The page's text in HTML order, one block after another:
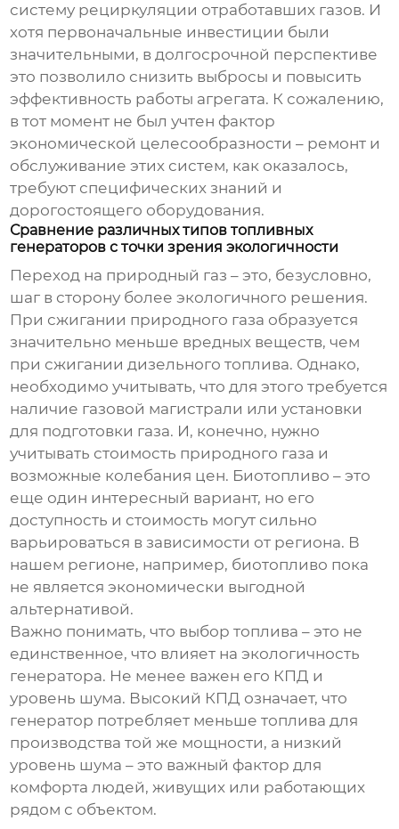
систему рециркуляции отработавших газов. И
хотя первоначальные инвестиции были
значительными, в долгосрочной перспективе
это позволило снизить выбросы и повысить
эффективность работы агрегата. К сожалению,
в тот момент не был учтен фактор
экономической целесообразности – ремонт и
обслуживание этих систем, как оказалось,
требуют специфических знаний и
дорогостоящего оборудования.
Сравнение различных типов топливных
генераторов с точки зрения экологичности
Переход на природный газ – это, безусловно,
шаг в сторону более экологичного решения.
При сжигании природного газа образуется
значительно меньше вредных веществ, чем
при сжигании дизельного топлива. Однако,
необходимо учитывать, что для этого требуется
наличие газовой магистрали или установки
для подготовки газа. И, конечно, нужно
учитывать стоимость природного газа и
возможные колебания цен. Биотопливо – это
еще один интересный вариант, но его
доступность и стоимость могут сильно
варьироваться в зависимости от региона. В
нашем регионе, например, биотопливо пока
не является экономически выгодной
альтернативой.
Важно понимать, что выбор топлива – это не
единственное, что влияет на экологичность
генератора. Не менее важен его КПД и
уровень шума. Высокий КПД означает, что
генератор потребляет меньше топлива для
производства той же мощности, а низкий
уровень шума – это важный фактор для
комфорта людей, живущих или работающих
рядом с объектом.